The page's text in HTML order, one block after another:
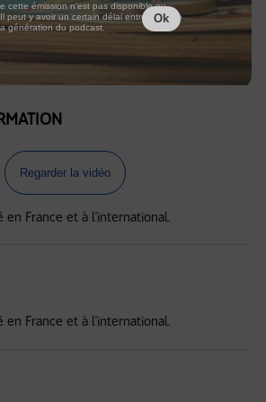
Regarder la vidéo
en France et à l’international.
en France et à l’international.
cette émission n'est pas disponible ou
peut y avoir un certain délai entre la fin de
génération du podcast.
Ok